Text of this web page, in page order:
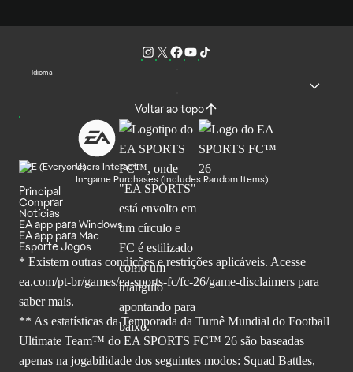
Idioma
Voltar ao topo
Users Interact
In-game Purchases (Includes Random Items)
Principal
Comprar
Notícias
EA app para Windows
EA app para Mac
Esporte Jogos
* Existem outras condições e restrições aplicáveis. Acesse
ea.com/pt-br/games/ea-sports-fc/fc-26/game-disclaimers para
saber mais.
** As estatísticas da Temporada da Turnê Mundial do Football
Ultimate Team™ do EA SPORTS FC™ 26 são baseadas
apenas na jogabilidade dos seguintes modos: Squad Battles,